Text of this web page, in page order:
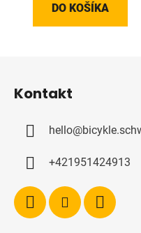
DO KOŠÍKA
Kontakt
hello@
+421951424913